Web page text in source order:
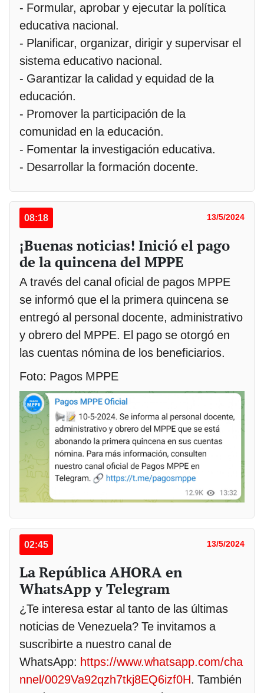
- Formular, aprobar y ejecutar la política
educativa nacional.
- Planificar, organizar, dirigir y supervisar el
sistema educativo nacional.
- Garantizar la calidad y equidad de la
educación.
- Promover la participación de la
comunidad en la educación.
- Fomentar la investigación educativa.
- Desarrollar la formación docente.
08:18 13/5/2024
¡Buenas noticias! Inició el pago
de la quincena del MPPE
A través del canal oficial de pagos MPPE
se informó que el la primera quincena se
entregó al personal docente, administrativo
y obrero del MPPE. El pago se otorgó en
las cuentas nómina de los beneficiarios.
Foto: Pagos MPPE
02:45 13/5/2024
La República AHORA en
WhatsApp y Telegram
¿Te interesa estar al tanto de las últimas
noticias de Venezuela? Te invitamos a
suscribirte a nuestro canal de
WhatsApp: https://www.whatsapp.com/cha
nnel/0029Va92qzh7tkj8EQ6izf0H. También